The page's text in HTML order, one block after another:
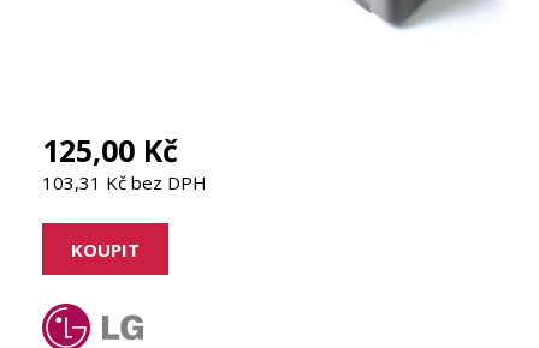
125,00 Kč
103,31 Kč bez DPH